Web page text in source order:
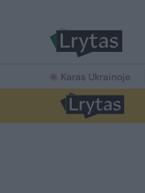
Karas Ukrainoje